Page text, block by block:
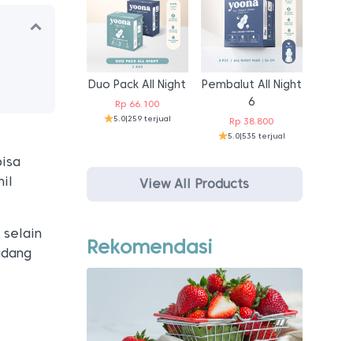
selain
Duo Pack All Night
Rp 66.100
5.0|259 terjual
Pembalut All Night
6
Rp 38.800
5.0|535 terjual
View All Products
Rekomendasi